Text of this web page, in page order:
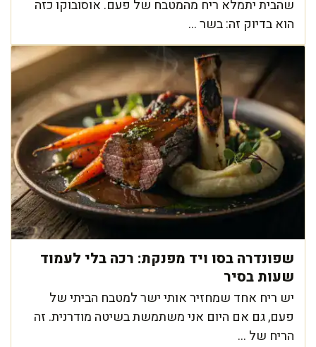
שהבית יתמלא ריח מהמטבח של פעם. אוסובוקו כזה
הוא בדיוק זה: בשר ...
שפונדרה בסו ויד מפנקת: רכה בלי לעמוד
שעות בסיר
יש ריח אחד שמחזיר אותי ישר למטבח הביתי של
פעם, גם אם היום אני משתמשת בשיטה מודרנית. זה
הריח של ...